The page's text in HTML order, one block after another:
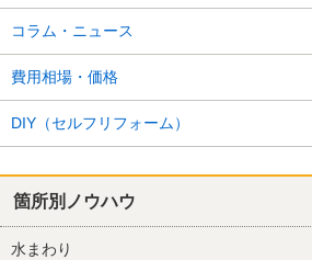
コラム・ニュース
費用相場・価格
DIY（セルフリフォーム）
箇所別ノウハウ
水まわり